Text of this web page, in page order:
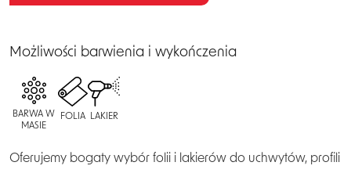
Możliwości barwienia i wykończenia
BARWA W
MASIE
FOLIA LAKIER
Oferujemy bogaty wybór folii i lakierów do uchwytów, profili